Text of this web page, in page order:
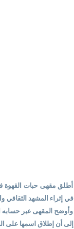
أطلق مقهى حبات القهوة
في إثراء المشهد الثقافي
وأوضح المقهى عبر حسابه
إلى أن إطلاق اسمها على